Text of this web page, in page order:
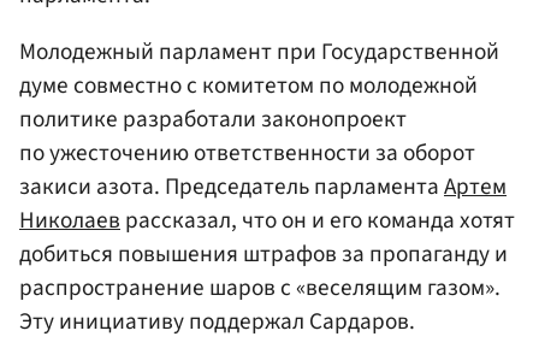
Молодежный парламент при Государственной
думе совместно с комитетом по молодежной
политике разработали законопроект
по ужесточению ответственности за оборот
закиси азота. Председатель парламентаАртем
Николаеврассказал, что он и его команда хотят
добиться повышения штрафов за пропаганду и
распространение шаров с «веселящим газом».
Эту инициативу поддержал Сардаров.